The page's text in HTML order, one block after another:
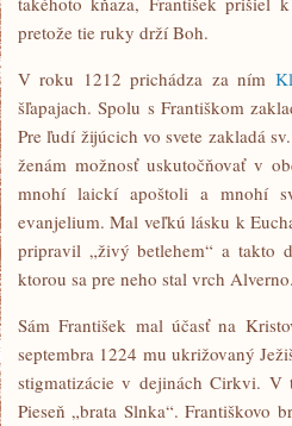
pretože tie ruky drží Boh.
V roku 1212 prichádza za ním
šľapajach. Spolu s Františkom
Pre ľudí žijúcich vo svete zakladá
ženám možnosť uskutočňovať v
mnohí laickí apoštoli a mnohí
evanjelium. Mal veľkú lásku k
pripravil „živý betlehem“ a takto
ktorou sa pre neho stal vrch
Sám František mal účasť na
septembra 1224 mu ukrižovaný
stigmatizácie v dejinách Cirkvi. V
Pieseň „brata Slnka“. Františkovo